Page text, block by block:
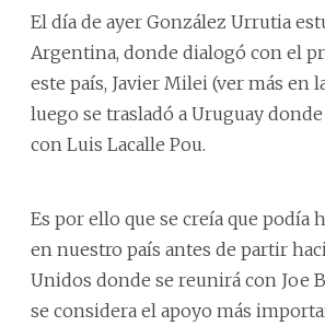
El día de ayer González Urrutia
Argentina, donde dialogó con el
este país, Javier Milei (ver más en
luego se trasladó a Uruguay
con Luis Lacalle Pou.
Es por ello que se creía que podía
en nuestro país antes de partir
Unidos donde se reunirá con Joe
se considera el apoyo más